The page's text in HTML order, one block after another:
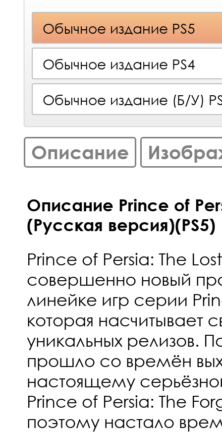
Обычное издание PS5
Обычное издание PS4
Обычное издание (Б/У)
Описание
Описание Prince of
(Русская версия)(PS5)
Prince of Persia: The
совершенно новый
линейке игр серии
которая насчитывает
уникальных релизов.
прошло со времён
настоящему
Prince of Persia: The
поэтому настало